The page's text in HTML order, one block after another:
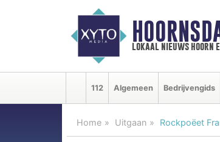
lokaal nieuws hoorn
112 Algemeen Bedrijvengids
Home Uitgaan Rockpoëet